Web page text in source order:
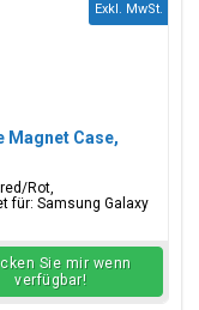
Magnet Case,
Rot,
für: Samsung Galaxy
Exkl. MwSt.
Sie mir wenn
verfügbar!